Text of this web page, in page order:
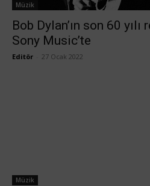
Müzik
Bob Dylan’ın son 60
Sony Music’te
Editör 27 Ocak 2022
Müzik